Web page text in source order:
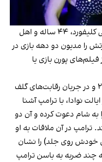
استورمی دنیلز با نام اصلی استفانی کلیفورد، ۴۴ ساله و اهل
را مدیون دو دهه بازی در
پورن بازی یا
دنیلز می‌گوید که در ژوییه سال ۲۰۰۶ و در جریان رقابت‌های گلف
نوادا، با ترامپ آشنا
به شام دعوت کرده و آن دو
ترامپ در آن ملاقات به او
خودش روی جلد) را نشان
چند ضربه به باسن ترامپ